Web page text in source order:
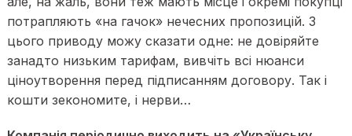
потрапляють «на гачок» нечесних пропозицій. З
цього приводу можу сказати одне: не довіряйте
занадто низьким тарифам, вивчіть всі нюанси
ціноутворення перед підписанням договору. Так і
кошти зекономите, і нерви…